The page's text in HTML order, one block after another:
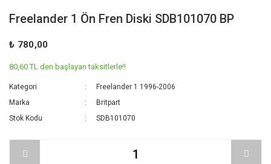
Freelander 1 Ön Fren Diski SDB101070 BP
₺ 780,00
80,60 TL den başlayan taksitlerle!!
Kategori
Freelander 1 1996-2006
Marka
Britpart
Stok Kodu
SDB101070